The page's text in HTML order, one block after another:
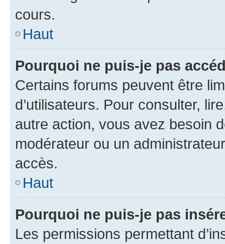
cours.
Haut
Pourquoi ne puis-je pas
Certains forums peuvent être
d’utilisateurs. Pour consulter,
autre action, vous avez besoin
modérateur ou un
accès.
Haut
Pourquoi ne puis-je pas
Les permissions permettant